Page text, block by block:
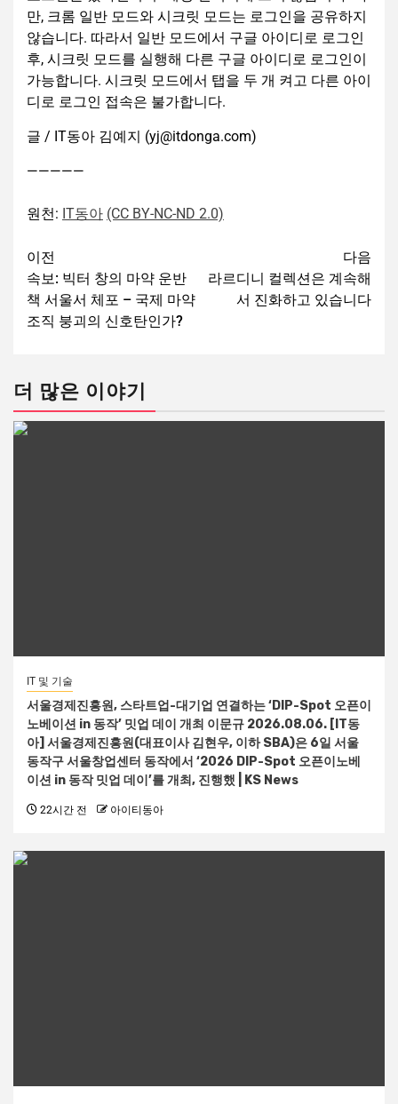
만, 크롬 일반 모드와 시크릿 모드는 로그인을 공유하지
않습니다. 따라서 일반 모드에서 구글 아이디로 로그인
후, 시크릿 모드를 실행해 다른 구글 아이디로 로그인이
가능합니다. 시크릿 모드에서 탭을 두 개 켜고 다른 아이
디로 로그인 접속은 불가합니다.
글 / IT동아 김예지 (yj@itdonga.com)
—————
원천: IT동아 (CC BY-NC-ND 2.0)
이전
속보: 빅터 창의 마약 운반
책 서울서 체포 – 국제 마약
조직 붕괴의 신호탄인가?
다음
라르디니 컬렉션은 계속해
서 진화하고 있습니다
더 많은 이야기
IT 및 기술
서울경제진흥원, 스타트업-대기업 연결하는 ‘DIP-Spot 오픈이
노베이션 in 동작’ 밋업 데이 개최 이문규 2026.08.06. [IT동
아] 서울경제진흥원(대표이사 김현우, 이하 SBA)은 6일 서울
동작구 서울창업센터 동작에서 ‘2026 DIP-Spot 오픈이노베
이션 in 동작 밋업 데이’를 개최, 진행했 | KS News
22시간 전 아이티동아